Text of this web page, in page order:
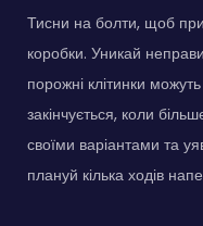
Тисни на болти, щоб
коробки. Уникай
порожні клітинки
закінчується, коли
своїми варіантами та
плануй кілька ходів